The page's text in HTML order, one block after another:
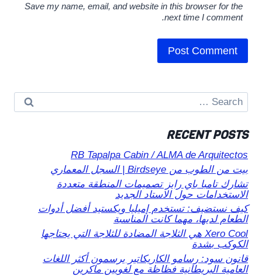
Save my name, email, and website in this browser for the
next time I comment.
Search
for:
RECENT POSTS
RB Tapalpa Cabin / ALMA de Arquitectos
بيت من الطوب من Birdseye | السجل المعماري
تشارك تامبا باي رايز تصميمات المنطقة متعددة
الاستخدامات حول الاستاد الجديد
كيف نستضيف: تستخدم إميليا ويكستيد أفضل أدوات
الطعام لديها، مهما كانت المناسبة
Xero Cool هي الثلاجة المضادة للثلاجة التي يحتاجها
الكوكب بشدة
قانون سود: رسامو الكاريكاتير يرسمون أكثر اللغات
العامية البريطانية فظاظة مع لغويين ماكرين